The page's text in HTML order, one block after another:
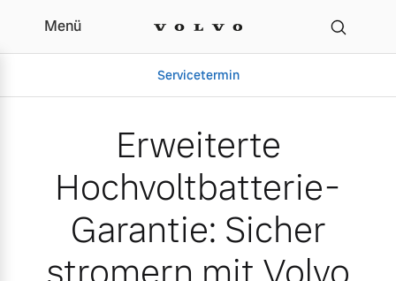
Erweiterte
Menü
Servicetermin
Erweiterte
Hochvoltbatterie-
Garantie: Sicher